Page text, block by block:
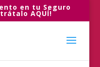
en tu Seguro
AQUÍ!